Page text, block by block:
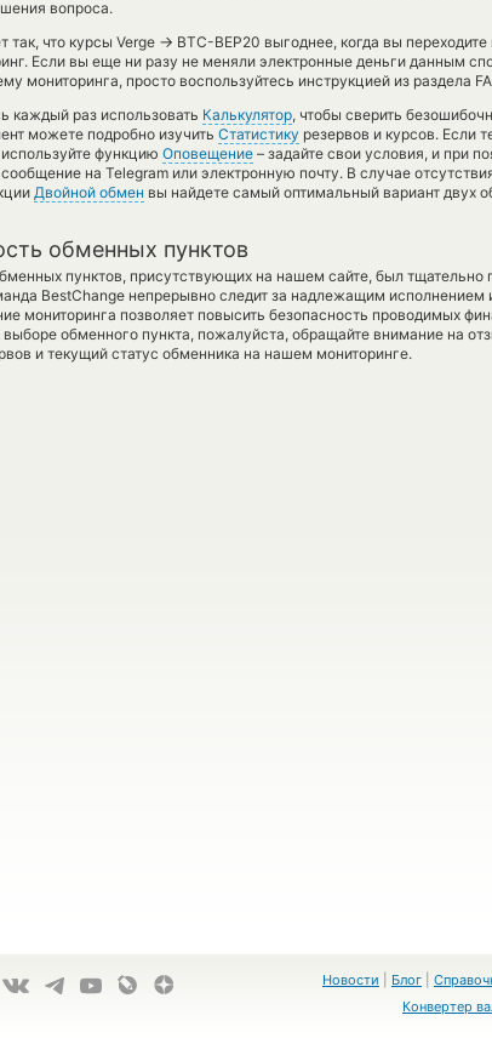
вопроса.
так, что курсы Verge → BTC-BEP20 выгоднее, когда вы
Если вы еще ни разу не меняли электронные деньги данным
мониторинга, просто воспользуйтесь инструкцией из раздела
каждый раз использовать Калькулятор, чтобы сверить
можете подробно изучить Статистику резервов и курсов. Если
функцию Оповещение – задайте свои условия, и при
на Telegram или электронную почту. В случае
Двойной обмен вы найдете самый оптимальный вариант двух
обменных пунктов
пунктов, присутствующих на нашем сайте, был тщательно
BestChange непрерывно следит за надлежащим исполнением
мониторинга позволяет повысить безопасность проводимых
выборе обменного пункта, пожалуйста, обращайте внимание на
и текущий статус обменника на нашем мониторинге.
Новости Блог
Конвертер